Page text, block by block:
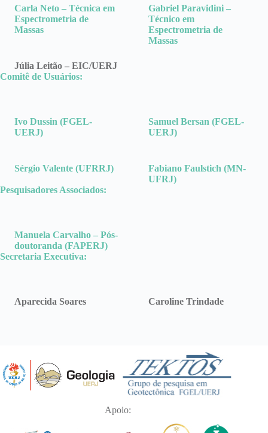
Carla Neto – Técnica em
Espectrometria de
Massas
Júlia Leitão – EIC/UERJ
Gabriel Paravidini –
Técnico em
Espectrometria de
Massas
Comitê de Usuários:
Ivo Dussin (FGEL-
UERJ)
Samuel Bersan (FGEL-
UERJ)
Sérgio Valente (UFRRJ)
Fabiano Faulstich (MN-
UFRJ)
Pesquisadores Associados:
Manuela Carvalho – Pós-
doutoranda (FAPERJ)
Secretaria Executiva:
Aparecida Soares Caroline Trindade
Apoio: